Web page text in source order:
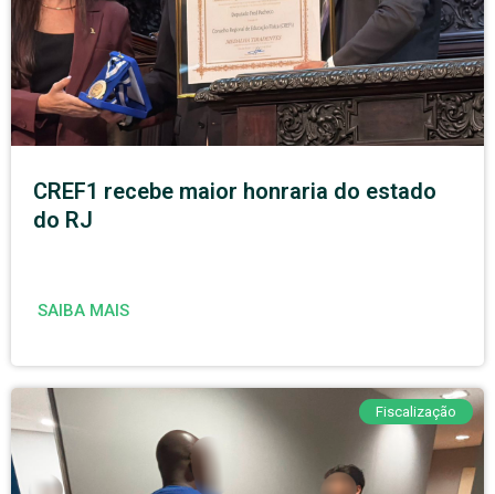
CREF1 recebe maior honraria do estado
do RJ
SAIBA MAIS
Fiscalização